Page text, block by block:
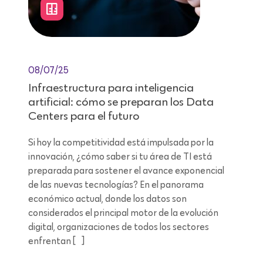
08/07/25
Infraestructura para inteligencia
artificial: cómo se preparan los Data
Centers para el futuro
Si hoy la competitividad está impulsada por la
innovación, ¿cómo saber si tu área de TI está
preparada para sostener el avance exponencial
de las nuevas tecnologías? En el panorama
económico actual, donde los datos son
considerados el principal motor de la evolución
digital, organizaciones de todos los sectores
enfrentan […]